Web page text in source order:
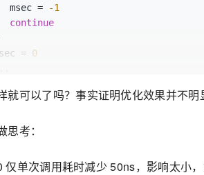
      msec =
-1
continue
msec =
0
就可以了吗？事实证明优化效果并不明
思考：
仅单次调用耗时减少 50ns，影响太小